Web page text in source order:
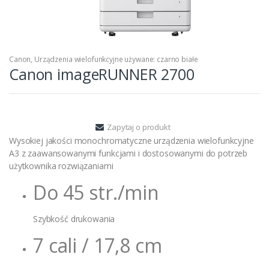
Canon, Urządzenia wielofunkcyjne używane: czarno białe
Canon imageRUNNER 2700
Zapytaj o produkt
Wysokiej jakości monochromatyczne urządzenia wielofunkcyjne
A3 z zaawansowanymi funkcjami i dostosowanymi do potrzeb
użytkownika rozwiązaniami
Do 45 str./min
Szybkość drukowania
7 cali / 17,8 cm